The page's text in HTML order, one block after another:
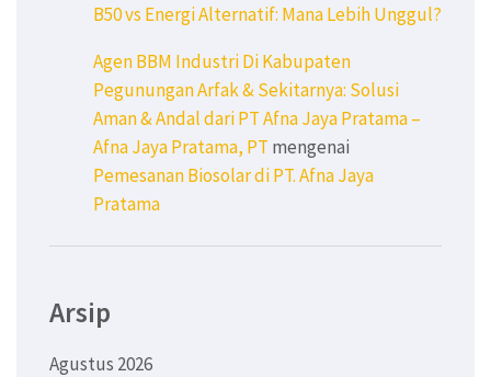
B50 vs Energi Alternatif: Mana Lebih Unggul?
Agen BBM Industri Di Kabupaten
Pegunungan Arfak & Sekitarnya: Solusi
Aman & Andal dari PT Afna Jaya Pratama –
Afna Jaya Pratama, PT mengenai
Pemesanan Biosolar di PT. Afna Jaya
Pratama
Arsip
Agustus 2026